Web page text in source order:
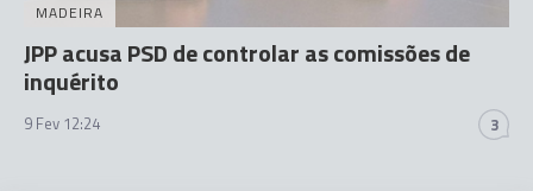
MADEIRA
JPP acusa PSD de controlar as comissões de
inquérito
9 Fev 12:24 3